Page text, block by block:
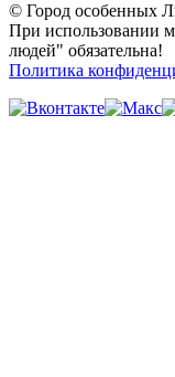
© Город особенных
При использовании
людей" обязательна!
Политика